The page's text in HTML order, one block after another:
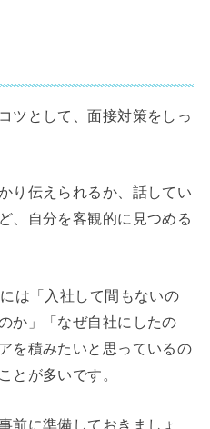
ツとして、面接対策をしっ
り伝えられるか、話してい
、自分を客観的に見つめる
は「入社して間もないの
か」「なぜ自社にしたの
を積みたいと思っているの
とが多いです。
前に準備しておきましょ